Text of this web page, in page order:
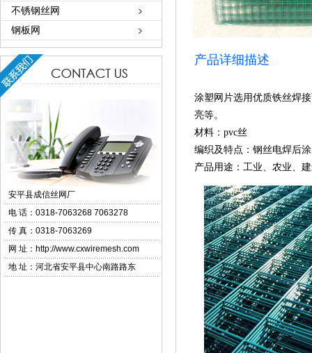
不锈钢丝网
钢板网
安平县成信丝网厂
电 话： 0318-7063268 7063278
传 真： 0318-7063269
网 址： http://www.cxwiremesh.com
地 址：河北省安平县中心南路路东
产品详细描述
涂塑网片选用优质铁丝焊
亮等。
材料：pvc丝
编织及特点：钢丝电焊后
产品用途：工业、农业、